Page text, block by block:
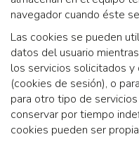
navegador cuando éste
Las cookies se pueden
datos del usuario
los servicios solicitados y
(cookies de sesión), o
para otro tipo de
conservar por tiempo
cookies pueden ser